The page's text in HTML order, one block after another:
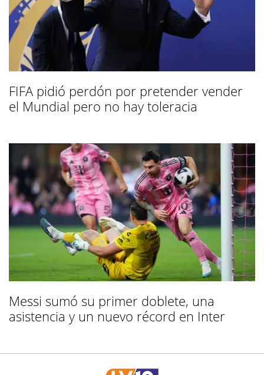
FIFA pidió perdón por pretender vender
el Mundial pero no hay toleracia
Messi sumó su primer doblete, una
asistencia y un nuevo récord en Inter